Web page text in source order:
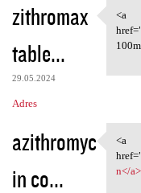
zithromax
table...
29.05.2024
Adres
<a
<a
azithromyc
in co...
<a
<a
n</a>